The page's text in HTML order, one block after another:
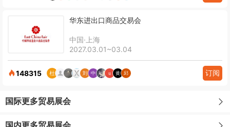
华东进出口商品交易会
中国·上海
2027.03.01~03.04
148315 订阅
国际更多贸易展会
国内更多贸易展会